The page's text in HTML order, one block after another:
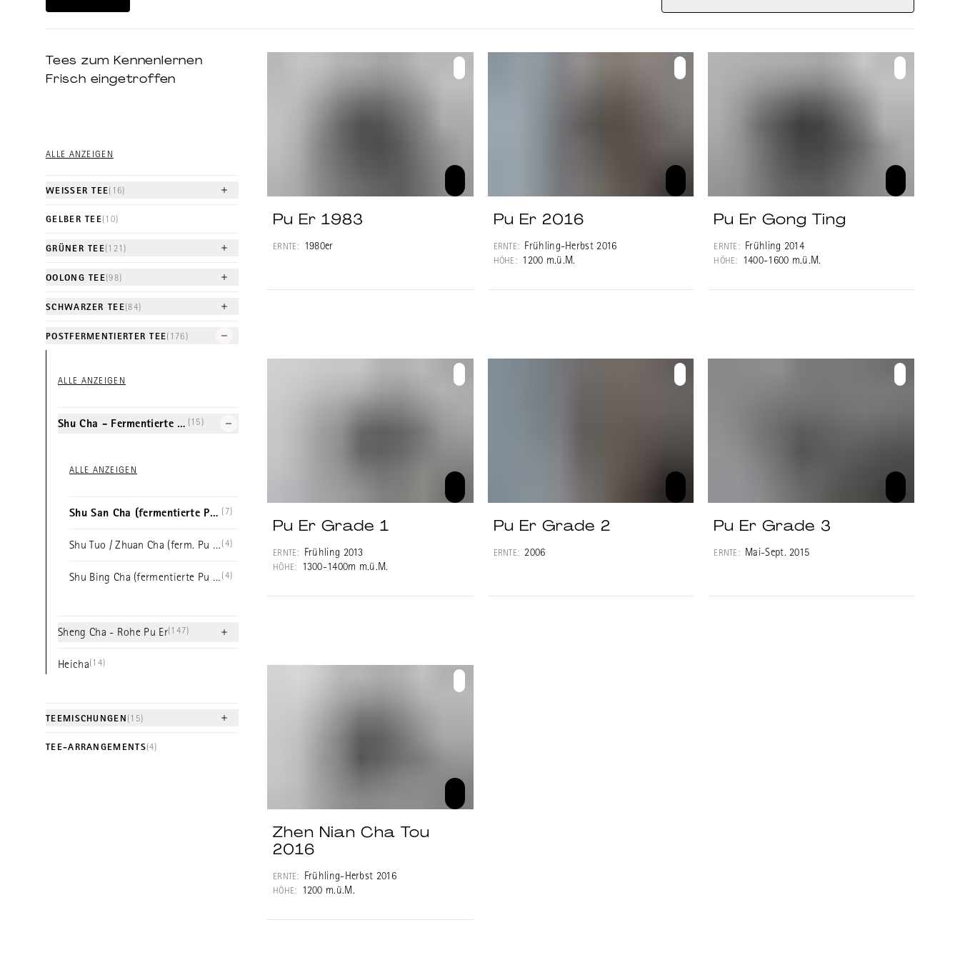
unterworfen - einem Prozess, der von den älteren anderen
Heicha übernommen, verbessert und verlängert wurde.
Danach werden die Tees gepresst und getrocknet, häufig
auch als loser Tee getrocknet und verkauft. Auch Shucha
erdig, aber weniger ausgewogen als ältere.
Tees zum Kennenlernen
Frisch eingetroffen
ALLE ANZEIGEN
WEISSER TEE(16)
GELBER TEE(10)
GRÜNER TEE(121)
OOLONG TEE(98)
SCHWARZER TEE(84)
POSTFERMENTIERTER TEE(176)
ALLE ANZEIGEN
Shu Cha - Fermentierte Pu Er
(15)
ALLE ANZEIGEN
Shu San Cha (fermentierte Pu Er offen) (7)
Shu Tuo / Zhuan Cha (ferm. Pu Er Brick) (4)
Shu Bing Cha (fermentierte Pu Er Cakes) (4)
Sheng Cha - Rohe Pu Er(147)
Heicha(14)
TEEMISCHUNGEN (15)
TEE-ARRANGEMENTS(4)
Pu Er 1983
ERNTE: 1980er
Pu Er 2016
ERNTE: Frühling-Herbst 2016
HÖHE: 1200 m.ü.M.
Pu Er Gong Ting
ERNTE: Frühling 2014
HÖHE: 1400-1600 m.ü.M.
Pu Er Grade 1
ERNTE: Frühling 2013
HÖHE: 1300-1400m m.ü.M.
Pu Er Grade 2
ERNTE: 2006
Pu Er Grade 3
ERNTE: Mai-Sept. 2015
Zhen Nian Cha Tou
2016
ERNTE: Frühling-Herbst 2016
HÖHE: 1200 m.ü.M.